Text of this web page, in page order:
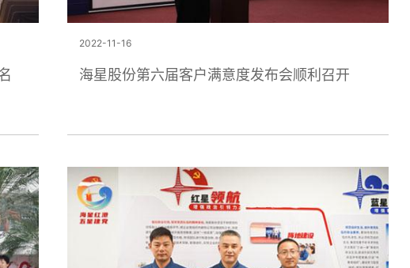
2022-11-16
海星股份第六届客户满意度发布会顺利召开